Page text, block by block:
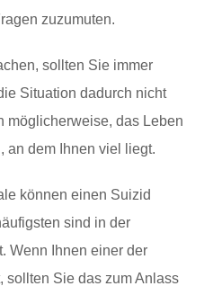
zuzumuten.
sollten Sie immer
Situation dadurch nicht
möglicherweise, das Leben
an dem Ihnen viel liegt.
können einen Suizid
sind in der
Wenn Ihnen einer der
sollten Sie das zum Anlass